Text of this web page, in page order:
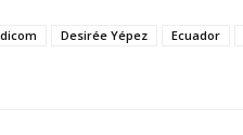
Desirée Yépez Ecuador